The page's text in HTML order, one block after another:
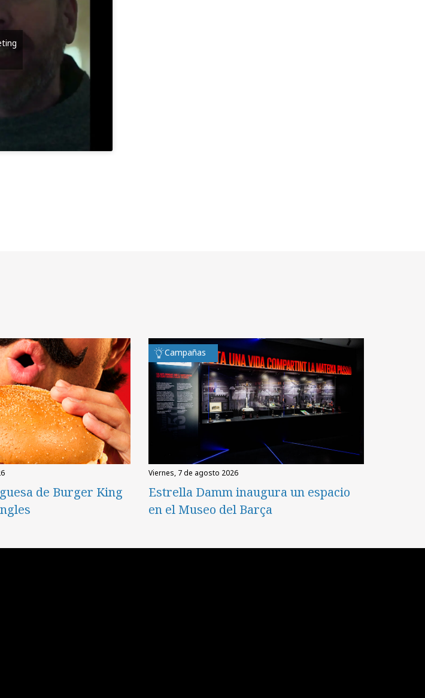
de Burger King
Campañas
viernes, 7 de agosto 2026
Estrella Damm inaugura un espacio
en el Museo del Barça